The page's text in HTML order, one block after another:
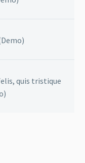
quis tristique